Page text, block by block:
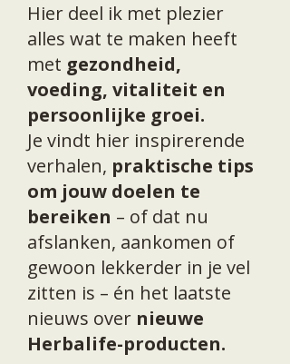
Hier deel ik met plezier
alles wat te maken heeft
met gezondheid,
voeding, vitaliteit en
persoonlijke groei.
Je vindt hier inspirerende
verhalen, praktische tips
om jouw doelen te
bereiken – of dat nu
afslanken, aankomen of
gewoon lekkerder in je vel
zitten is – én het laatste
nieuws over nieuwe
Herbalife-producten.